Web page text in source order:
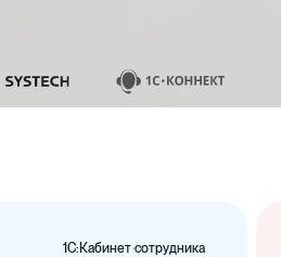
1С:Кабинет сотрудника